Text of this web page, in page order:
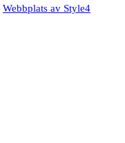
Webbplats av Style4